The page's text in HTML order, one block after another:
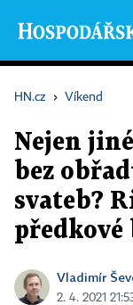
HN.cz › Víkend
Nejen
bez
svateb?
předkové
Vladimír
2. 4. 2021